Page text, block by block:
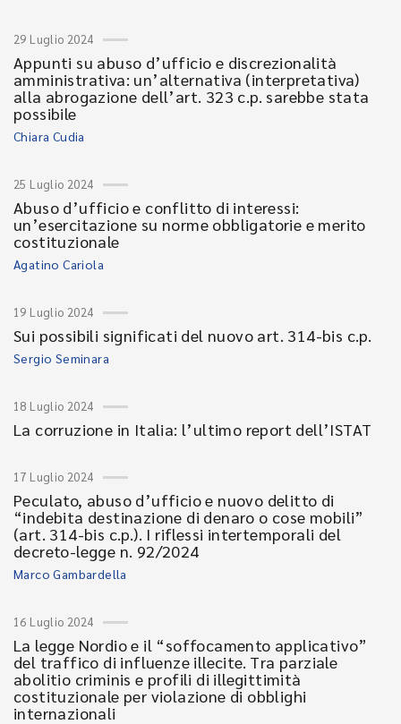
29 Luglio 2024
Appunti su abuso d’ufficio e discrezionalità
amministrativa: un’alternativa (interpretativa)
alla abrogazione dell’art. 323 c.p. sarebbe stata
possibile
Chiara Cudia
25 Luglio 2024
Abuso d’ufficio e conflitto di interessi:
un’esercitazione su norme obbligatorie e merito
costituzionale
Agatino Cariola
19 Luglio 2024
Sui possibili significati del nuovo art. 314-bis c.p.
Sergio Seminara
18 Luglio 2024
La corruzione in Italia: l’ultimo report dell’ISTAT
17 Luglio 2024
Peculato, abuso d’ufficio e nuovo delitto di
“indebita destinazione di denaro o cose mobili”
(art. 314-bis c.p.). I riflessi intertemporali del
decreto-legge n. 92/2024
Marco Gambardella
16 Luglio 2024
La legge Nordio e il “soffocamento applicativo”
del traffico di influenze illecite. Tra parziale
abolitio criminis e profili di illegittimità
costituzionale per violazione di obblighi
internazionali